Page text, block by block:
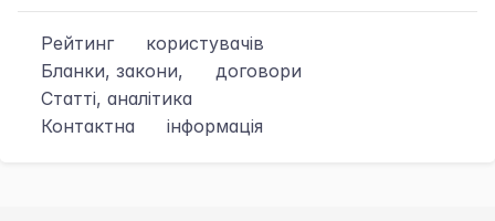
Рейтинг
користувачів
Бланки, закони,
договори
Статті, аналітика
Контактна
інформація